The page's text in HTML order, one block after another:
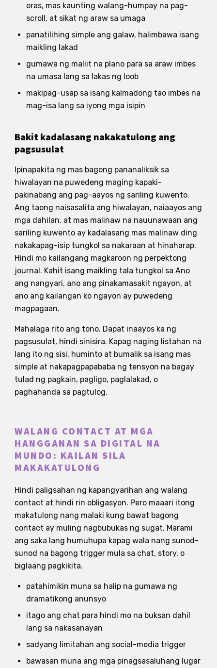
oras, mas kaunting walang-humpay na pag-
scroll, at sikat ng araw sa umaga
panatilihing simple ang galaw, halimbawa isang
maikling lakad
gumawa ng maliit na plano para sa araw imbes
na umasa lang sa lakas ng loob
makipag-usap sa isang kalmadong tao imbes na
mag-isa lang sa iyong mga isipin
Bakit kadalasang nakakatulong ang
pagsusulat
Ipinapakita ng mas bagong pananaliksik sa
hiwalayan na puwedeng maging kapaki-
pakinabang ang pag-aayos ng sariling kuwento.
Ang taong naisasalita ang hiwalayan, naiaayos ang
mga dahilan, at mas malinaw na nauunawaan ang
sariling kuwento ay kadalasang mas malinaw ding
nakakapag-isip tungkol sa nakaraan at hinaharap.
Hindi mo kailangang magkaroon ng perpektong
journal. Kahit isang maikling tala tungkol sa Ano
ang nangyari, ano ang pinakamasakit ngayon, at
ano ang kailangan ko ngayon ay puwedeng
magpagaan.
Mahalaga rito ang tono. Dapat inaayos ka ng
pagsusulat, hindi sinisira. Kapag naging listahan na
lang ito ng sisi, huminto at bumalik sa isang mas
simple at nakapagpapababa ng tensyon na bagay
tulad ng pagkain, pagligo, paglalakad, o
paghahanda sa pagtulog.
WALANG CONTACT AT MGA
HANGGANAN SA DIGITAL NA
MUNDO: KAILAN SILA
MAKAKATULONG
Hindi paligsahan ng kapangyarihan ang walang
contact at hindi rin obligasyon. Pero maaari itong
makatulong nang malaki kung bawat bagong
contact ay muling nagbubukas ng sugat. Marami
ang saka lang humuhupa kapag wala nang sunod-
sunod na bagong trigger mula sa chat, story, o
biglaang pagkikita.
patahimikin muna sa halip na gumawa ng
dramatikong anunsyo
itago ang chat para hindi mo na buksan dahil
lang sa nakasanayan
sadyang limitahan ang social-media trigger
bawasan muna ang mga pinagsasaluhang lugar